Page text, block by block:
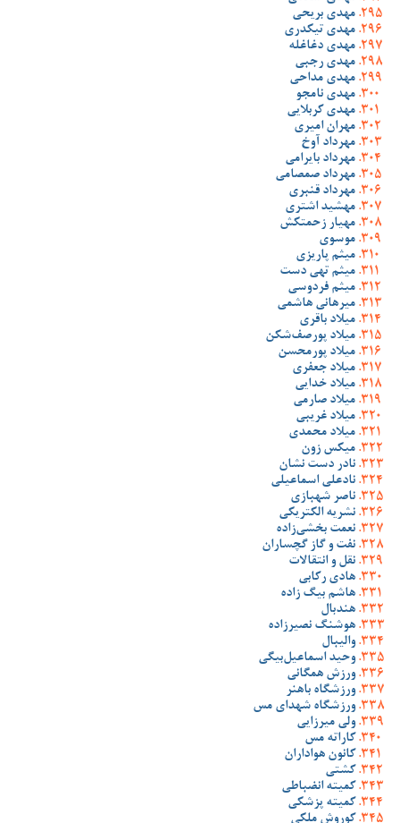
مهدی بریحی
مهدی تیکدری
مهدی دغاغله
مهدی رجبی
مهدی مداحی
مهدی نامجو
مهدی کربلایی
مهران امیری
مهرداد آوخ
مهرداد بایرامی
مهرداد صمصامی
مهرداد قنبری
مهشید اشتری
مهیار زحمتکش
موسوی
میثم پاریزی
میثم تهی دست
میثم فردوسی
میرهانی هاشمی
میلاد باقری
میلاد پورصف‌شکن
میلاد پورمحسن
میلاد جعفری
میلاد خدایی
میلاد صارمی
میلاد غریبی
میلاد محمدی
میکس زون
نادر دست نشان
نادعلی اسماعیلی
ناصر شهبازی
نشریه الکتریکی
نعمت بخشی‌زاده
نفت و گاز گچساران
نقل و انتقالات
هادی رکابی
هاشم بیگ زاده
هندبال
هوشنگ نصیرزاده
والیبال
وحید اسماعیل‌بیگی
ورزش همگانی
ورزشگاه باهنر
ورزشگاه شهدای مس
ولی میرزایی
کاراته مس
کانون هواداران
کشتی
کمیته انضباطی
کمیته پزشکی
کوروش ملکی